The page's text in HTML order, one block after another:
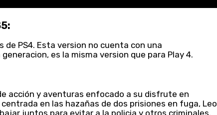
de PS4. Esta version no cuenta con una
es la misma version que para Play 4.
acción y aventuras enfocado a su disfrute en
en las hazañas de dos prisiones en fuga, Leo